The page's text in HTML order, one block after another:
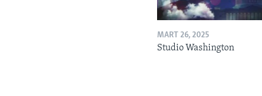
MART 26, 2025
Studio Washington